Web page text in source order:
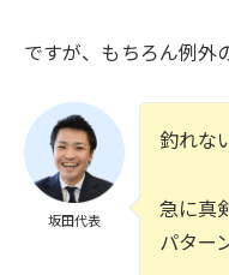
ですが、もちろん例外
坂田代表
釣れな
急に真
パター